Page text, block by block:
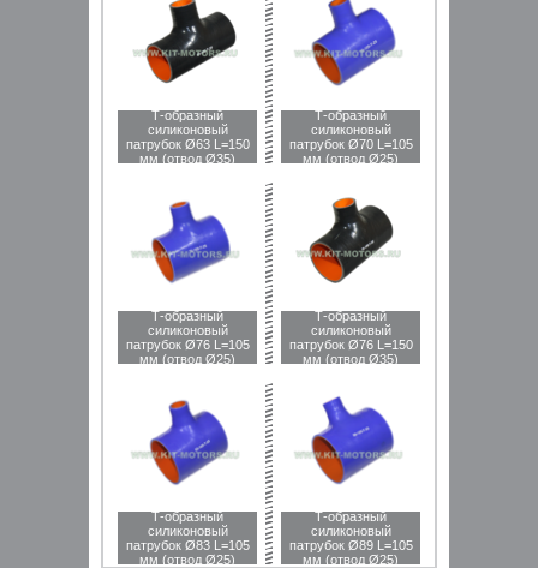
Т-образный
силиконовый
патрубок Ø63 L=150
мм (отвод Ø35)
Т-образный
силиконовый
патрубок Ø70 L=105
мм (отвод Ø25)
Т-образный
силиконовый
патрубок Ø76 L=105
мм (отвод Ø25)
Т-образный
силиконовый
патрубок Ø76 L=150
мм (отвод Ø35)
Т-образный
силиконовый
патрубок Ø83 L=105
мм (отвод Ø25)
Т-образный
силиконовый
патрубок Ø89 L=105
мм (отвод Ø25)